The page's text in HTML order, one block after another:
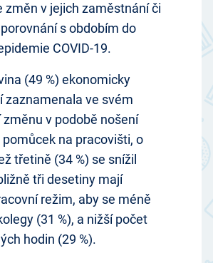
změn v jejich zaměstnání či
s obdobím do
COVID-19.
(49 %) ekonomicky
zaznamenala ve svém
v podobě nošení
na pracovišti, o
třetině (34 %) se snížil
tři desetiny mají
režim, aby se méně
(31 %), a nižší počet
hodin (29 %).